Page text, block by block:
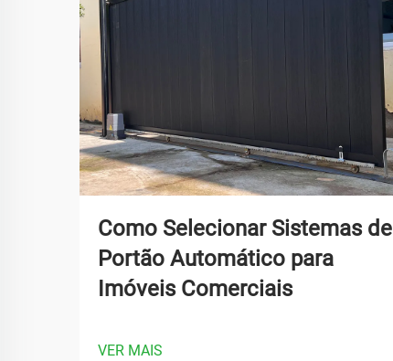
Como Selecionar Sistemas de
Portão Automático para
Imóveis Comerciais
VER MAIS